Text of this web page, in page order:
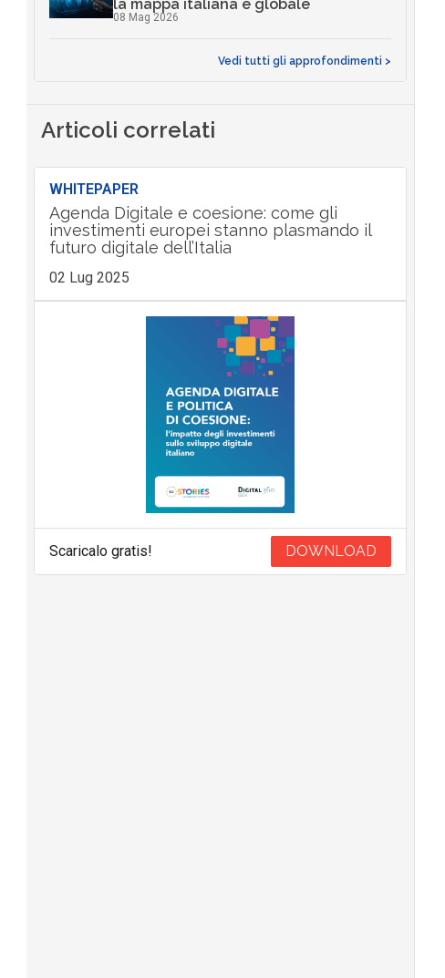
la mappa italiana e globale
08 Mag 2026
Vedi tutti gli approfondimenti >
Articoli correlati
WHITEPAPER
Agenda Digitale e coesione: come gli
investimenti europei stanno plasmando il
futuro digitale dell’Italia
02 Lug 2025
Scaricalo gratis! DOWNLOAD